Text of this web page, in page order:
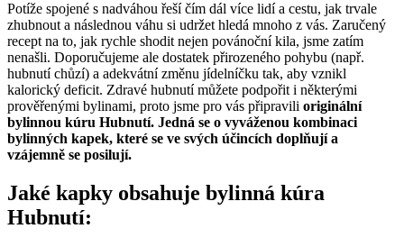
Potíže spojené s nadváhou řeší čím dál více lidí a cestu, jak trvale
zhubnout a následnou váhu si udržet hledá mnoho z vás. Zaručený
recept na to, jak rychle shodit nejen povánoční kila, jsme zatím
nenašli. Doporučujeme ale dostatek přirozeného pohybu (např.
hubnutí chůzí) a adekvátní změnu jídelníčku tak, aby vznikl
kalorický deficit. Zdravé hubnutí můžete podpořit i některými
prověřenými bylinami, proto jsme pro vás připravili originální
bylinnou kúru Hubnutí. Jedná se o vyváženou kombinaci
bylinných kapek, které se ve svých účincích doplňují a
vzájemně se posilují.
Jaké kapky obsahuje bylinná kúra
Hubnutí: